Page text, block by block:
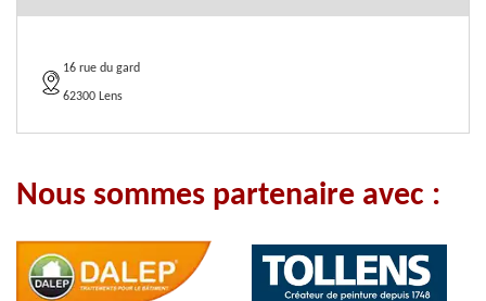
16 rue du gard
62300 Lens
Nous sommes partenaire avec :